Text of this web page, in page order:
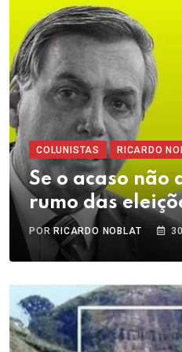
COLUNISTAS RICARDO
Se o acaso não
rumo das
PORRICARDO NOBLAT